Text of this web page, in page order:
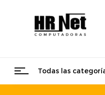
Todas las